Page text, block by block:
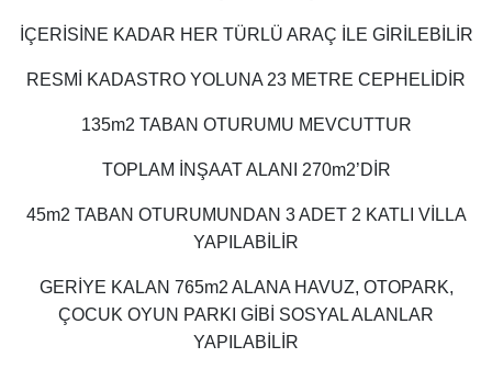
İÇERİSİNE KADAR HER TÜRLÜ ARAÇ İLE GİRİLEBİLİR
RESMİ KADASTRO YOLUNA 23 METRE CEPHELİDİR
135m2 TABAN OTURUMU MEVCUTTUR
TOPLAM İNŞAAT ALANI 270m2’DİR
45m2 TABAN OTURUMUNDAN 3 ADET 2 KATLI VİLLA
YAPILABİLİR
GERİYE KALAN 765m2 ALANA HAVUZ, OTOPARK,
ÇOCUK OYUN PARKI GİBİ SOSYAL ALANLAR
YAPILABİLİR